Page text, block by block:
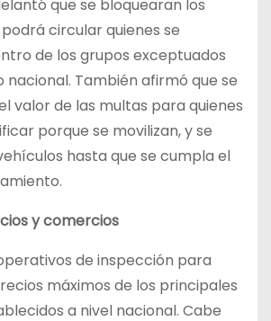
que se bloquearan los
circular quienes se
de los grupos exceptuados
nacional. También afirmó que se
valor de las multas para quienes
porque se movilizan, y se
hasta que se cumpla el
y comercios
de inspección para
máximos de los principales
a nivel nacional. Cabe